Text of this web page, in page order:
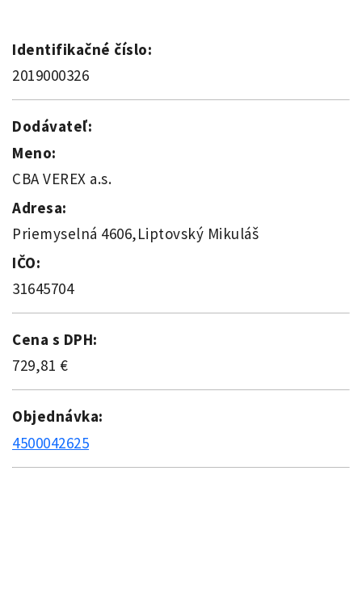
Identifikačné číslo:
2019000326
Dodávateľ:
Meno:
CBA VEREX a.s.
Adresa:
Priemyselná 4606,Liptovský Mikuláš
IČO:
31645704
Cena s DPH:
729,81 €
Objednávka:
4500042625